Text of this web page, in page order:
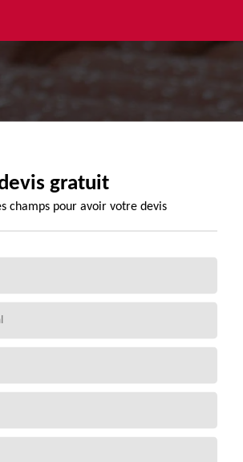
gratuit
champs pour avoir votre devis